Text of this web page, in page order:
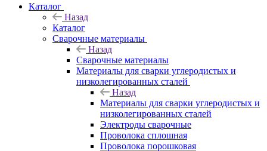
Каталог
Назад
Каталог
Сварочные материалы
Назад
Сварочные материалы
Материалы для сварки углеродистых и
низколегированных сталей
Назад
Материалы для сварки углеродистых и
низколегированных сталей
Электроды сварочные
Проволока сплошная
Проволока порошковая